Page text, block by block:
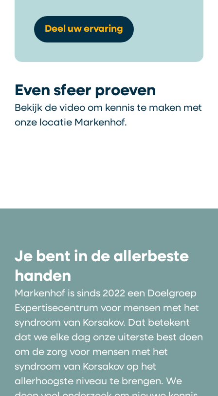
Deel uw ervaring
Even sfeer proeven
Bekijk de video om kennis te maken met
onze locatie Markenhof.
Je bent in de allerbeste
handen
Markenhof is sinds 2022 een Doelgroep
Expertisecentrum voor mensen met het
syndroom van Korsakov. Dat betekent
dat we elke dag onze uiterste best doen
om de zorg voor mensen met het
syndroom van Korsakov op het
allerhoogste niveau te brengen. We